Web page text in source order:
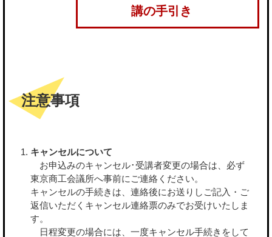
講の手引き
注意事項
キャンセルについて
お申込みのキャンセル･受講者変更の場合は、必ず
東京商工会議所へ事前にご連絡ください。
キャンセルの手続きは、連絡後にお送りしご記入・ご
返信いただくキャンセル連絡票のみでお受けいたしま
す。
日程変更の場合には、一度キャンセル手続きをして